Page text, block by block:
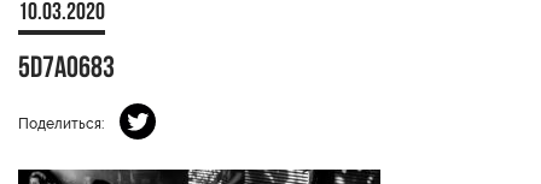
10.03.2020
5D7A0683
Поделиться: